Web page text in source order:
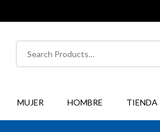
Buscar
por:
MUJER HOMBRE TIENDA